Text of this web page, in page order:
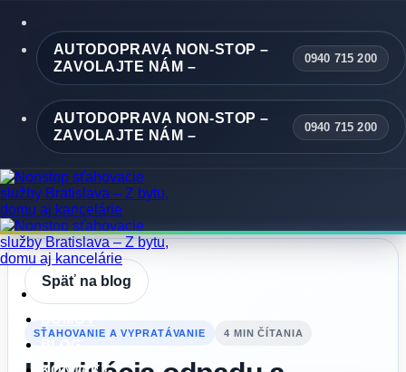
content AUTODOPRAVA NON-STOP –
ZAVOLAJTE NÁM –
0940 715 200
AUTODOPRAVA NON-STOP –
ZAVOLAJTE NÁM –
0940 715 200
Späť na blog
SŤAHOVANIE A VYPRATÁVANIE 4 MIN ČÍTANIA